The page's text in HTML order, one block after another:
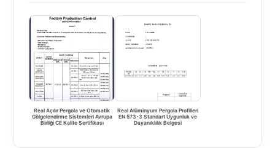
Real Açılır Pergola ve Otomatik
Gölgelendirme Sistemleri Avrupa
Birliği CE Kalite Sertifikası
Real Alüminyum Pergola Profilleri
EN 573-3 Standart Uygunluk ve
Dayanıklılık Belgesi